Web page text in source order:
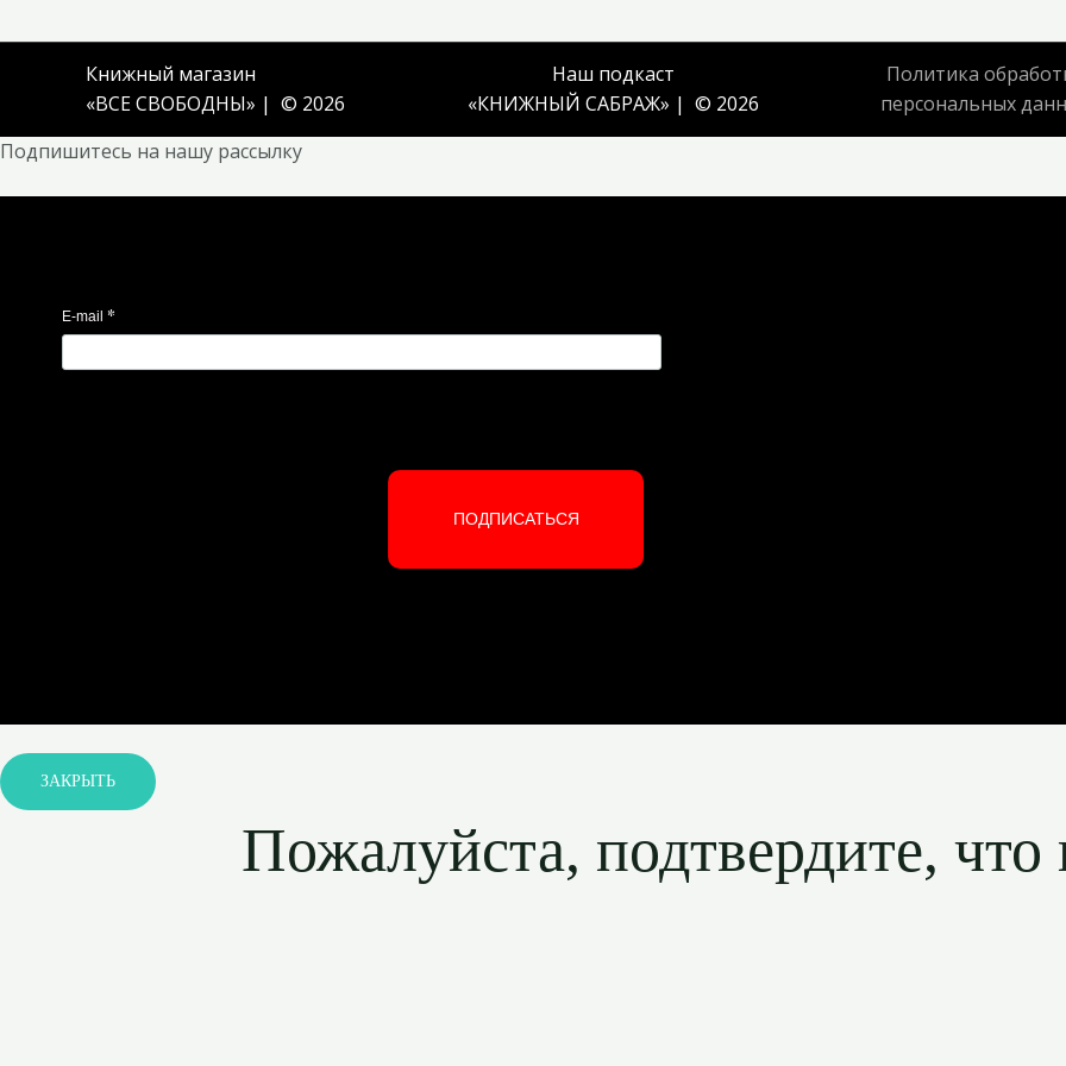
Книжный магазин
«ВСЕ СВОБОДНЫ» | © 2026
Наш подкаст
«КНИЖНЫЙ САБРАЖ» | © 2026
Политика
персональных
Подпишитесь на нашу рассылку
E-mail *
ПОДПИСАТЬСЯ
ЗАКРЫТЬ
Пожалуйста, подтвердите, что